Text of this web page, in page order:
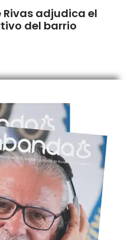
adjudica el
del barrio